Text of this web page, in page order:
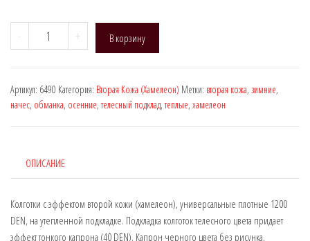
-
Количество
товара
6490
(вторая
DEN:
+ В корзину
Артикул: 6490 Категория: Вторая Кожа (Хамелеон) Метки: вторая кожа, зимние,
начес, обманка, осенние,телесный подклад,теплые, хамелеон
ОПИСАНИЕ
Колготки с эффектом второй кожи (хамелеон), универсальные плотные 1200
DEN, на утепленной подкладке. Подкладка колготок телесного цвета придает
эффект тонкого капрона (40 DEN). Капрон черного цвета без рисунка,